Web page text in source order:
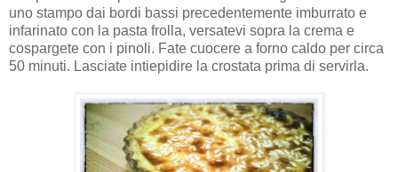
uno stampo dai bordi bassi precedentemente imburrato e
infarinato con la pasta frolla, versatevi sopra la crema e
cospargete con i pinoli. Fate cuocere a forno caldo per circa
50 minuti. Lasciate intiepidire la crostata prima di servirla.